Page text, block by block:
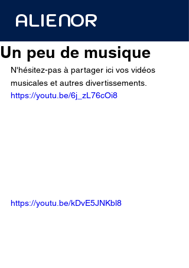
ALIENOR
Un peu de musique
N'hésitez-pas à partager ici vos vidéos
musicales et autres divertissements.
https://youtu.be/6j_zL76cOi8
https://youtu.be/kDvE5JNKbl8